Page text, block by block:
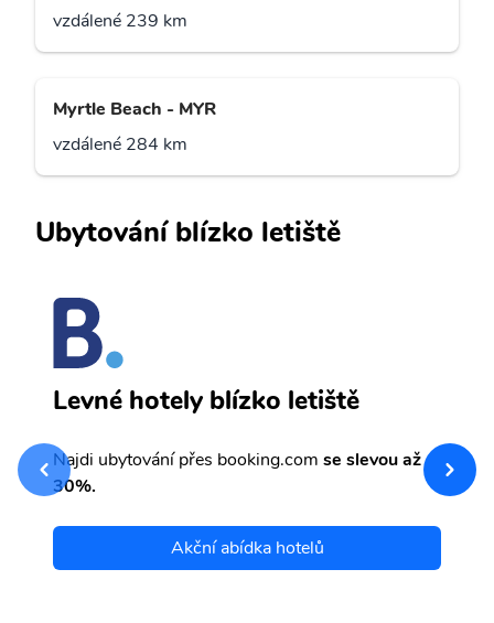
vzdálené 239 km
Myrtle Beach - MYR
vzdálené 284 km
Ubytování blízko letiště
Levné hotely blízko letiště
Najdi ubytování přes booking.com se slevou až
30%.
Akční abídka hotelů